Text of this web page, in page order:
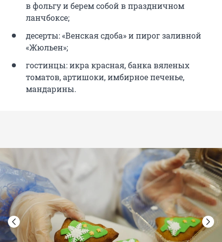
в фольгу и берем собой в праздничном
ланчбоксе;
десерты: «Венская сдоба» и пирог заливной
«Жюльен»;
гостинцы: икра красная, банка вяленых
томатов, артишоки, имбирное печенье,
мандарины.